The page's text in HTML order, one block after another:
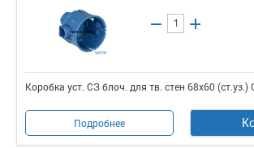
Коробка уст. СЗ блоч. для тв. стен 68х60 (ст.уз.)
Подробнее